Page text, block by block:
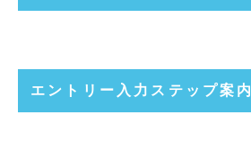
エントリー入力ステップ案内